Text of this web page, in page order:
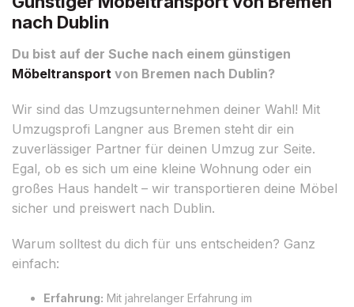
nach Dublin
Du bist auf der Suche nach einem günstigen
Möbeltransport von Bremen nach Dublin?
Wir sind das Umzugsunternehmen deiner Wahl! Mit
Umzugsprofi Langner aus Bremen steht dir ein
zuverlässiger Partner für deinen Umzug zur Seite.
Egal, ob es sich um eine kleine Wohnung oder ein
großes Haus handelt – wir transportieren deine Möbel
sicher und preiswert nach Dublin.
Warum solltest du dich für uns entscheiden? Ganz
einfach:
Erfahrung: Mit jahrelanger Erfahrung im